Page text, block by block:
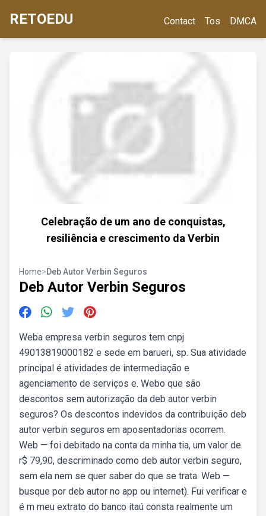
RETOEDU Contact Tos DMCA
Celebração de um ano de conquistas,
resiliência e crescimento da Verbin
Home>Deb Autor Verbin Seguros
Deb Autor Verbin Seguros
Weba empresa verbin seguros tem cnpj
49013819000182 e sede em barueri, sp. Sua atividade
principal é atividades de intermediação e
agenciamento de serviços e. Webo que são
descontos sem autorização da deb autor verbin
seguros? Os descontos indevidos da contribuição deb
autor verbin seguros em aposentadorias ocorrem.
Web — foi debitado na conta da minha tia, um valor de
r$ 79,90, descriminado como deb autor verbin seguro,
sem ela nem se quer saber do que se trata. Web —
busque por deb autor no app ou internet). Fui verificar e
é m meu extrato do banco itaú consta realmente um